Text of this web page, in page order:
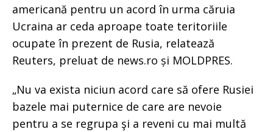
americană pentru un acord în urma căruia
Ucraina ar ceda aproape toate teritoriile
ocupate în prezent de Rusia, relatează
Reuters, preluat de news.ro și MOLDPRES.
„Nu va exista niciun acord care să ofere Rusiei
bazele mai puternice de care are nevoie
pentru a se regrupa şi a reveni cu mai multă